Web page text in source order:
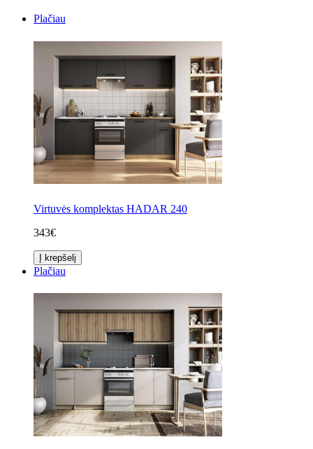
Plačiau
Virtuvės komplektas HADAR 240
343€
Į krepšelį
Plačiau